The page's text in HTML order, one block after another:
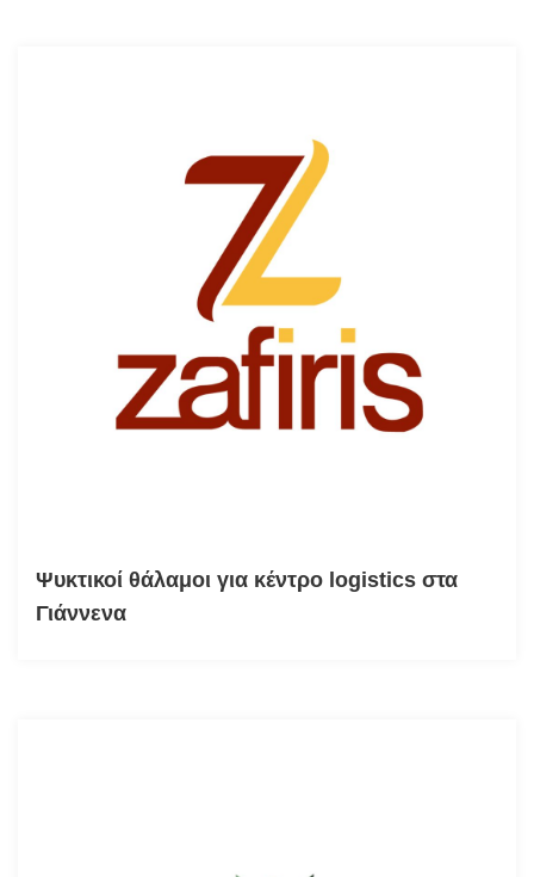
Ψυκτικοί θάλαμοι για κέντρο logistics στα
Γιάννενα